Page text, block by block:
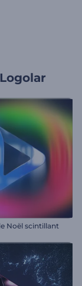
Noël scintillant